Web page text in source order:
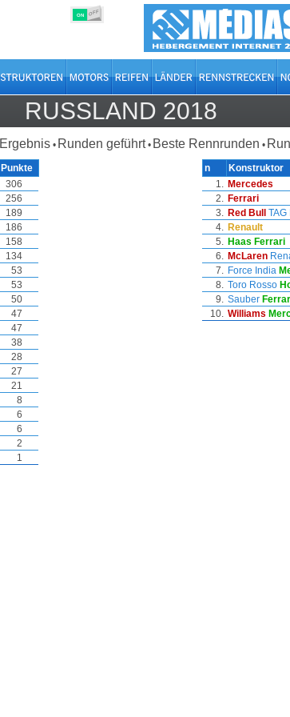
ON OFF
RUSSLAND 2018
Ergebnis • Runden geführt • Beste Rennrunden •
Punkte
306
256
189
186
158
134
53
53
50
47
47
38
28
27
21
8
6
6
2
1
n Konstruktor
1. Mercedes
2. Ferrari
3. Red Bull TAG
4. Renault
5. Haas Ferrari
6. McLaren
7. Force India
8. Toro Rosso
9. Sauber
10. Williams